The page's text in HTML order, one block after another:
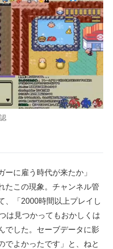
に雇う時代が来たか」
たこの現象。チャンネル管
、「2000時間以上プレイし
は見つかってもおかしくは
でした。セーブデータに影
でよかったです」と、ねと